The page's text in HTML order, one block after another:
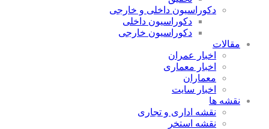
دکوراسیون داخلی و خارجی
دکوراسیون داخلی
دکوراسیون خارجی
مقالات
اخبار عمران
اخبار معماری
معماران
اخبار سایت
نقشه ها
نقشه اداری و تجاری
نقشه استخر